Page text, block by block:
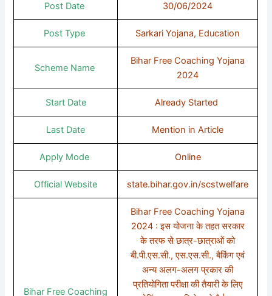
Post Date 30/06/2024
Post Type Sarkari Yojana, Education
Scheme Name
Bihar Free Coaching Yojana
2024
Start Date Already Started
Last Date Mention in Article
Apply Mode Online
Official Website state.bihar.gov.in/scstwelfare
Bihar Free Coaching
Bihar Free Coaching Yojana
2024 : इस योजना के तहत सरकार
के तरफ से छात्र-छात्राओं को
बी.पी.एस.सी., एस.एस.सी., बैकिंग एवं
अन्य अलग-अलग प्रकार की
प्रतियोगिता परीक्षा की तैयारी के लिए